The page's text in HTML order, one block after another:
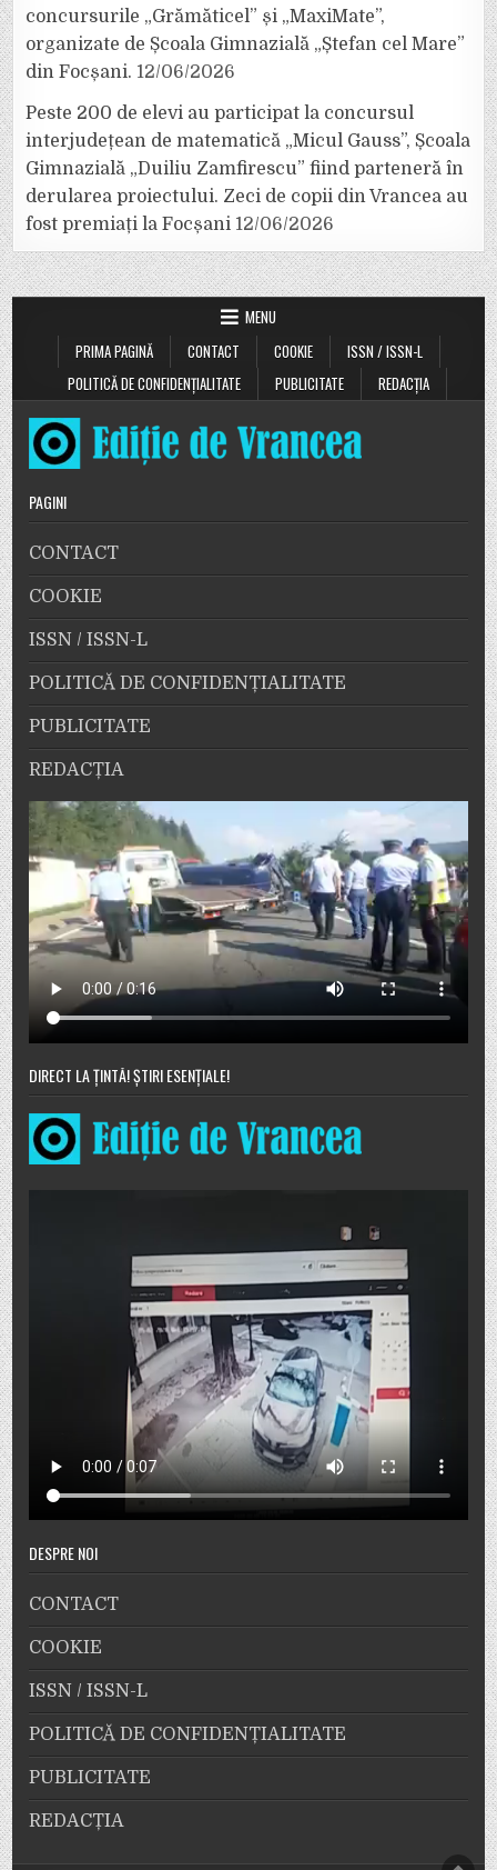
concursurile „Grămăticel” și „MaxiMate”,
organizate de Școala Gimnazială „Ștefan cel Mare”
din Focșani. 12/06/2026
Peste 200 de elevi au participat la concursul
interjudețean de matematică „Micul Gauss”, Școala
Gimnazială „Duiliu Zamfirescu” fiind parteneră în
derularea proiectului. Zeci de copii din Vrancea au
fost premiați la Focșani 12/06/2026
MENU
PRIMA PAGINĂ
CONTACT COOKIE
ISSN / ISSN-L
POLITICĂ DE CONFIDENȚIALITATE
PUBLICITATE REDACȚIA
PAGINI
CONTACT
COOKIE
ISSN / ISSN-L
POLITICĂ DE CONFIDENȚIALITATE
PUBLICITATE
REDACȚIA
DIRECT LA ȚINTĂ! ȘTIRI ESENȚIALE!
DESPRE NOI
CONTACT
COOKIE
ISSN / ISSN-L
POLITICĂ DE CONFIDENȚIALITATE
PUBLICITATE
REDACȚIA